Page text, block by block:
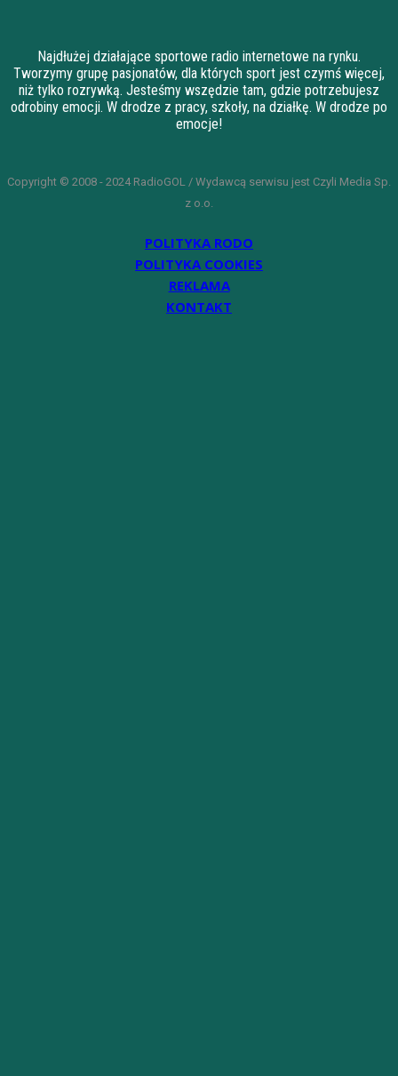
Najdłużej działające sportowe radio internetowe na rynku.
Tworzymy grupę pasjonatów, dla których sport jest czymś więcej,
niż tylko rozrywką. Jesteśmy wszędzie tam, gdzie potrzebujesz
odrobiny emocji. W drodze z pracy, szkoły, na działkę. W drodze po
emocje!
Copyright © 2008 - 2024 RadioGOL / Wydawcą serwisu jest Czyli Media Sp.
z o.o.
POLITYKA RODO
POLITYKA COOKIES
REKLAMA
KONTAKT